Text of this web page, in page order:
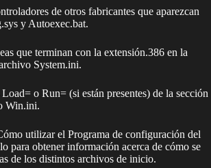
de otros fabricantes que aparezcan
y Autoexec.bat.
que terminan con la extensión.386 en la
System.ini.
o Run= (si están presentes) de la sección
Win.ini.
utilizar el Programa de configuración del
para obtener información acerca de cómo se
de los distintos archivos de inicio.